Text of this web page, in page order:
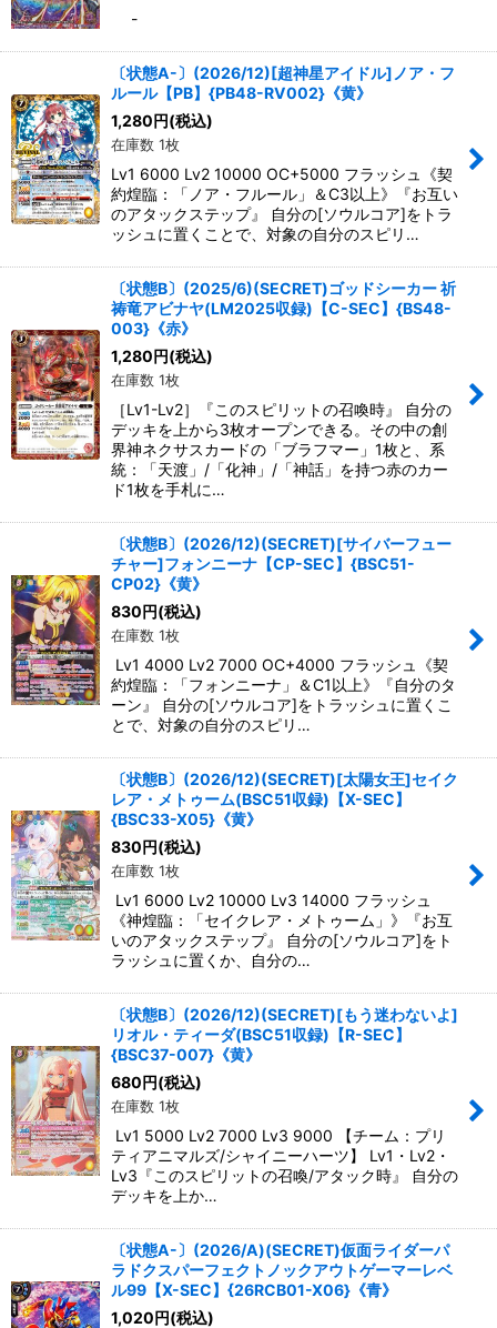
-
〔状態A-〕(2026/12)[超神星アイドル]ノア・フ
ルール【PB】{PB48-RV002}《黄》
1,280円(税込)
在庫数 1枚
Lv1 6000 Lv2 10000 OC+5000 フラッシュ《契
約煌臨：「ノア・フルール」＆C3以上》『お互い
のアタックステップ』 自分の[ソウルコア]をトラ
ッシュに置くことで、対象の自分のスピリ…
〔状態B〕(2025/6)(SECRET)ゴッドシーカー 祈
祷竜アビナヤ(LM2025収録)【C-SEC】{BS48-
003}《赤》
1,280円(税込)
在庫数 1枚
［Lv1-Lv2］『このスピリットの召喚時』 自分の
デッキを上から3枚オープンできる。その中の創
界神ネクサスカードの「ブラフマー」1枚と、系
統：「天渡」/「化神」/「神話」を持つ赤のカー
ド1枚を手札に…
〔状態B〕(2026/12)(SECRET)[サイバーフュー
チャー]フォンニーナ【CP-SEC】{BSC51-
CP02}《黄》
830円(税込)
在庫数 1枚
Lv1 4000 Lv2 7000 OC+4000 フラッシュ《契
約煌臨：「フォンニーナ」＆C1以上》『自分のタ
ーン』 自分の[ソウルコア]をトラッシュに置くこ
とで、対象の自分のスピリ…
〔状態B〕(2026/12)(SECRET)[太陽女王]セイク
レア・メトゥーム(BSC51収録)【X-SEC】
{BSC33-X05}《黄》
830円(税込)
在庫数 1枚
Lv1 6000 Lv2 10000 Lv3 14000 フラッシュ
《神煌臨：「セイクレア・メトゥーム」》『お互
いのアタックステップ』 自分の[ソウルコア]をト
ラッシュに置くか、自分の…
〔状態B〕(2026/12)(SECRET)[もう迷わないよ]
リオル・ティーダ(BSC51収録)【R-SEC】
{BSC37-007}《黄》
680円(税込)
在庫数 1枚
Lv1 5000 Lv2 7000 Lv3 9000 【チーム：プリ
ティアニマルズ/シャイニーハーツ】 Lv1・Lv2・
Lv3『このスピリットの召喚/アタック時』 自分の
デッキを上か…
〔状態A-〕(2026/A)(SECRET)仮面ライダーパ
ラドクスパーフェクトノックアウトゲーマーレベ
ル99【X-SEC】{26RCB01-X06}《青》
1,020円(税込)